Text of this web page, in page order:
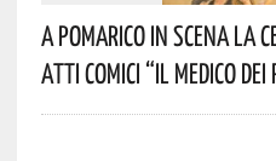
A Pomarico In Scena La
Atti Comici “Il Medico